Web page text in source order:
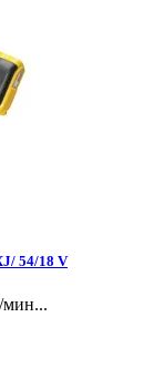
54/18 V
мин...